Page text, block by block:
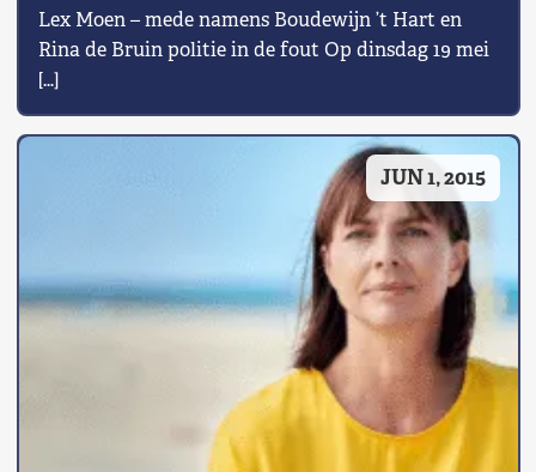
Lex Moen – mede namens Boudewijn ’t Hart en
Rina de Bruin politie in de fout Op dinsdag 19 mei
[…]
JUN 1, 2015